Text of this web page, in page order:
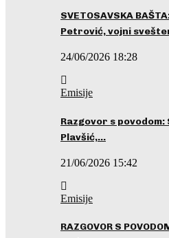
SVETOSAVSKA
Petrović, vojni
24/06/2026 18:28
Emisije
Razgovor s povodom:
Plavšić,…
21/06/2026 15:42
Emisije
RAZGOVOR S